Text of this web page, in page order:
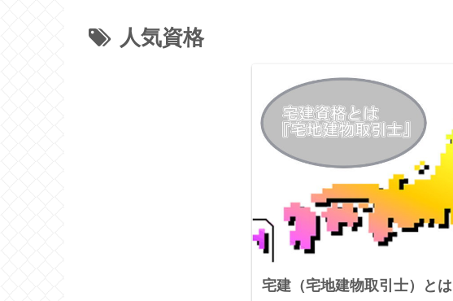
人気資格
宅建（宅地建物取引士）とは